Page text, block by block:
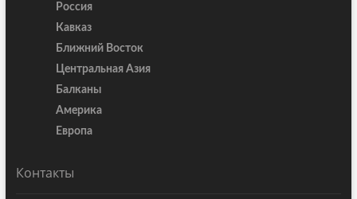
Россия
Кавказ
Ближний Восток
Центральная Азия
Балканы
Америка
Европа
Контакты